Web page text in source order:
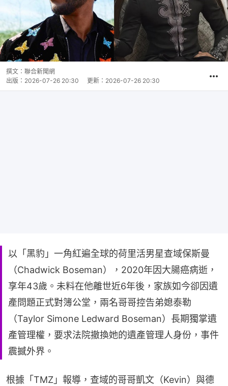
撰文： 聯合新聞網
出版： 2026-07-26 20:30 更新： 2026-07-26 20:30
以「黑豹」一角紅遍全球的荷里活男星查域保斯曼
（Chadwick Boseman），2020年因大腸癌病逝，
享年43歲。未料在他離世近6年後，家族如今卻因遺
產問題正式對簿公堂，兩名哥哥控告弟媳泰勒
（Taylor Simone Ledward Boseman）長期獨掌遺
產管理權，要求法院撤換她的遺產管理人身份，事件
震撼外界。
根據「TMZ」報導，查域的哥哥凱文（Kevin）與德